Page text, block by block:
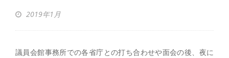
2019年1月
議員会館事務所での各省庁との打ち合わせや面会の後、夜に